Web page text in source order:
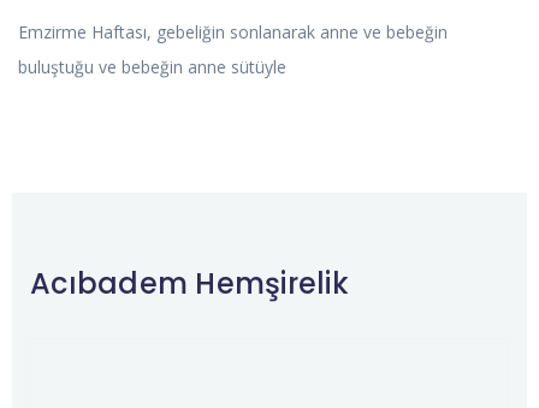
Emzirme Haftası, gebeliğin sonlanarak anne ve bebeğin
buluştuğu ve bebeğin anne sütüyle
Acıbadem Hemşirelik